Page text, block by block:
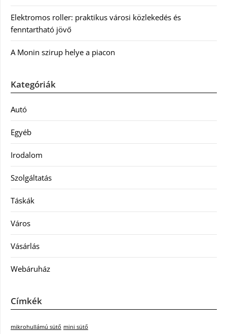
Elektromos roller: praktikus városi közlekedés és
fenntartható jövő
A Monin szirup helye a piacon
Kategóriák
Autó
Egyéb
Irodalom
Szolgáltatás
Táskák
Város
Vásárlás
Webáruház
Címkék
mikrohullámú sütő mini sütő